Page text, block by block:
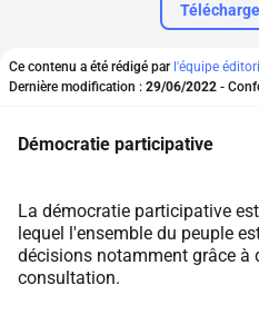
Recherche
Pour profiter de
Ce contenu a été rédigé par l'équipe
Dernière modification : 29/06/2022 -
Démocratie participative
La démocratie participative
lequel l'ensemble du peuple
décisions notamment grâce à
consultation.